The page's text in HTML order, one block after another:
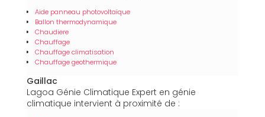
Aide panneau photovoltaïque
Ballon thermodynamique
Chaudiere
Chauffage
Chauffage climatisation
Chauffage geothermique
Gaillac
Lagoa Génie Climatique Expert en génie
climatique intervient à proximité de :